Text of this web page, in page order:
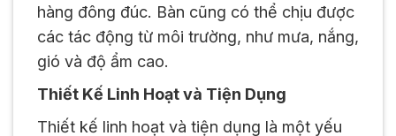
hàng đông đúc. Bàn cũng có thể chịu được
các tác động từ môi trường, như mưa, nắng,
gió và độ ẩm cao.
Thiết Kế Linh Hoạt và Tiện Dụng
Thiết kế linh hoạt và tiện dụng là một yếu